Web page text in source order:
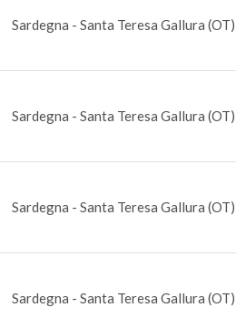
Sardegna - Santa Teresa Gallura (OT)
Sardegna - Santa Teresa Gallura (OT)
Sardegna - Santa Teresa Gallura (OT)
Sardegna - Santa Teresa Gallura (OT)